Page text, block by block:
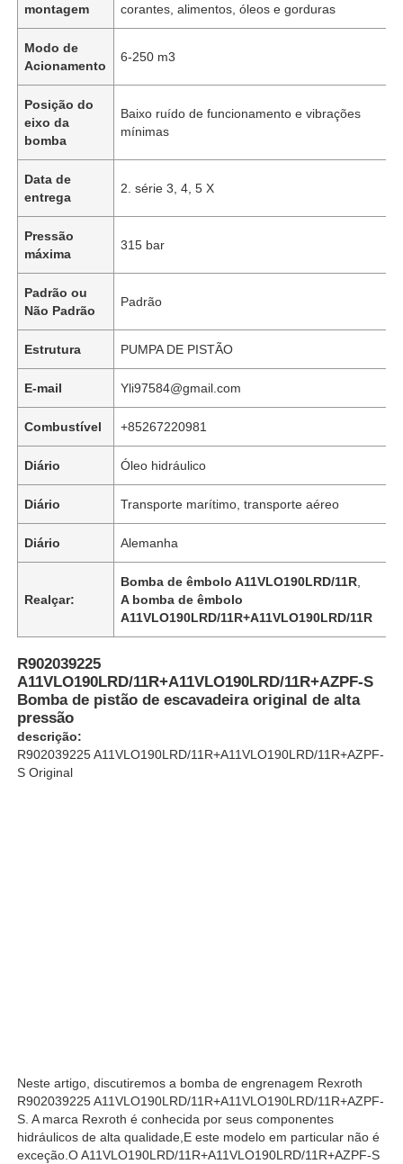
Produtos
Vídeos
Sobre Nós
Visita à Fábrica
Controle de qualidade
Contacte-nos
Notícias
Válvula hidráulica Rexroth
montagem
corantes, alimentos, óleos e gorduras
Modo de
Acionamento
6-250 m3
Posição do
eixo da
bomba
Baixo ruído de funcionamento e vibrações
mínimas
Data de
entrega
2. série 3, 4, 5 X
Pressão
máxima
315 bar
Padrão ou
Não Padrão
Padrão
Estrutura PUMPA DE PISTÃO
E-mail Yli97584@gmail.com
Combustível +85267220981
Diário Óleo hidráulico
Diário Transporte marítimo, transporte aéreo
Diário Alemanha
Realçar:
Bomba de êmbolo A11VLO190LRD/11R
A bomba de êmbolo
A11VLO190LRD/11R+A11VLO190LRD/11R
R902039225
A11VLO190LRD/11R+A11VLO190LRD/11R+AZPF-S
Bomba de pistão de escavadeira original de alta
pressão
descrição:
R902039225 A11VLO190LRD/11R+A11VLO190LRD/11R+AZPF-
S Original
Neste artigo, discutiremos a bomba de engrenagem Rexroth
R902039225 A11VLO190LRD/11R+A11VLO190LRD/11R+AZPF-
S. A marca Rexroth é conhecida por seus componentes
hidráulicos de alta qualidade,E este modelo em particular não é
exceção.O A11VLO190LRD/11R+A11VLO190LRD/11R+AZPF-S